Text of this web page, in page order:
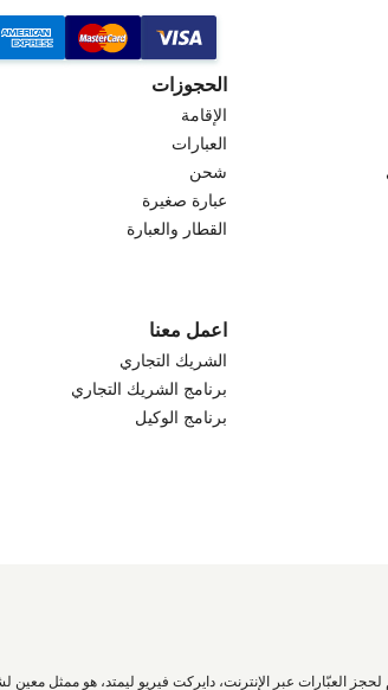
الحجوزات
الإقامة
العبارات
شحن
عبارة صغيرة
القطار والعبارة
اعمل معنا
الشريك التجاري
برنامج الشريك التجاري
برنامج الوكيل